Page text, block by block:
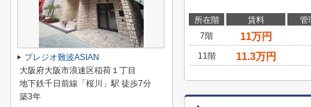
所在階 賃料
管
7階
11万円
11階 11.3万円
プレジオ難波ASIAN
大阪府大阪市浪速区稲荷１丁目
地下鉄千日前線「桜川」駅 徒歩7分
築3年